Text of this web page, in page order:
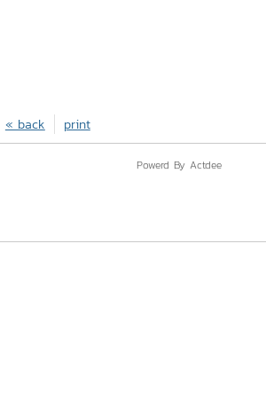
print
« back
Powerd By Actdee